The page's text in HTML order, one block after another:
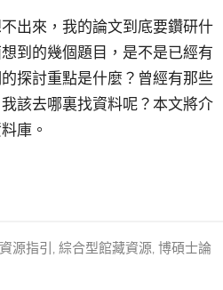
出來，我的論文到底要鑽研什
到的幾個題目，是不是已經有
探討重點是什麼？曾經有那些
該去哪裏找資料呢？本文將介
庫。
源指引 , 綜合型館藏資源, 博碩士論